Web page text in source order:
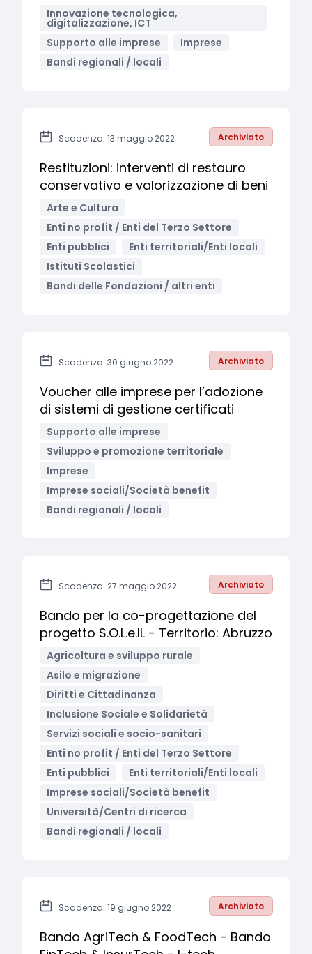
Innovazione tecnologica,
digitalizzazione, ICT
Supporto alle imprese
Imprese
Bandi regionali / locali
Scadenza: 13 maggio 2022 Archiviato
Restituzioni: interventi di restauro
conservativo e valorizzazione di beni
Arte e Cultura
Enti no profit / Enti del Terzo Settore
Enti pubblici
Enti territoriali/Enti locali
Istituti Scolastici
Bandi delle Fondazioni / altri enti
Scadenza: 30 giugno 2022 Archiviato
Voucher alle imprese per l’adozione
di sistemi di gestione certificati
Supporto alle imprese
Sviluppo e promozione territoriale
Imprese
Imprese sociali/Società benefit
Bandi regionali / locali
Scadenza: 27 maggio 2022 Archiviato
Bando per la co-progettazione del
progetto S.O.L.e.IL - Territorio: Abruzzo
Agricoltura e sviluppo rurale
Asilo e migrazione
Diritti e Cittadinanza
Inclusione Sociale e Solidarietà
Servizi sociali e socio-sanitari
Enti no profit / Enti del Terzo Settore
Enti pubblici
Enti territoriali/Enti locali
Imprese sociali/Società benefit
Università/Centri di ricerca
Bandi regionali / locali
Scadenza: 19 giugno 2022 Archiviato
Bando AgriTech & FoodTech - Bando